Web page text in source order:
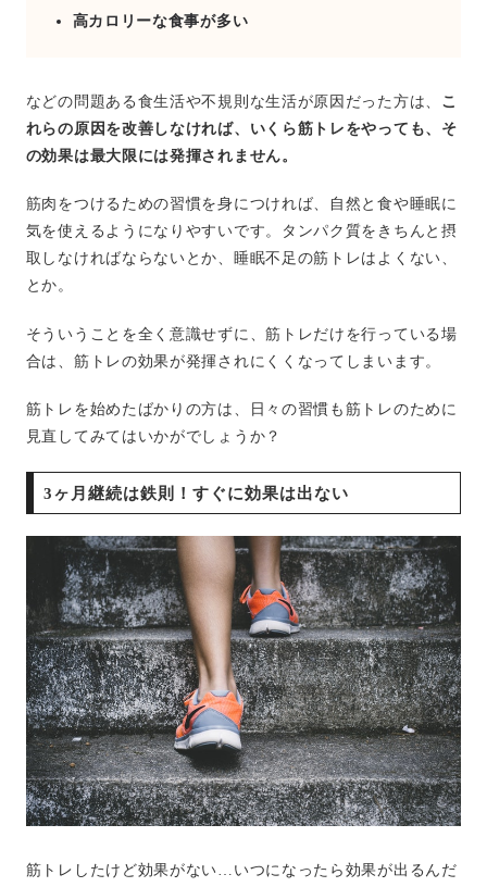
高カロリーな食事が多い
などの問題ある食生活や不規則な生活が原因だった方は、 こ
れらの原因を改善しなければ、いくら筋トレをやっても、そ
の効果は最大限には発揮されません。
筋肉をつけるための習慣を身につければ、自然と食や睡眠に
気を使えるようになりやすいです。タンパク質をきちんと摂
取しなければならないとか、睡眠不足の筋トレはよくない、
とか。
そういうことを全く意識せずに、筋トレだけを行っている場
合は、筋トレの効果が発揮されにくくなってしまいます。
筋トレを始めたばかりの方は、日々の習慣も筋トレのために
見直してみてはいかがでしょうか？
3ヶ月継続は鉄則！すぐに効果は出ない
筋トレしたけど効果がない…いつになったら効果が出るんだ